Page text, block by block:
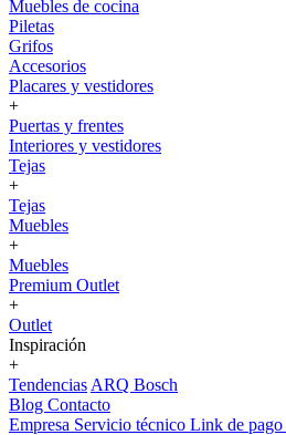
Muebles de cocina
Piletas
Grifos
Accesorios
Placares y vestidores
+
Puertas y frentes
Interiores y vestidores
Tejas
+
Tejas
Muebles
+
Muebles
Premium Outlet
+
Outlet
Inspiración
+
Tendencias ARQ Bosch
Blog Contacto
Empresa Servicio técnico Link de pago